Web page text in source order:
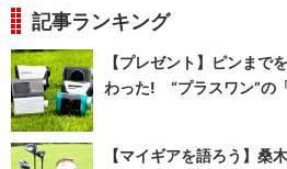
記事ランキング
【プレゼント】ピンまで
わった! “プラスワン”の
【マイギアを語ろう】